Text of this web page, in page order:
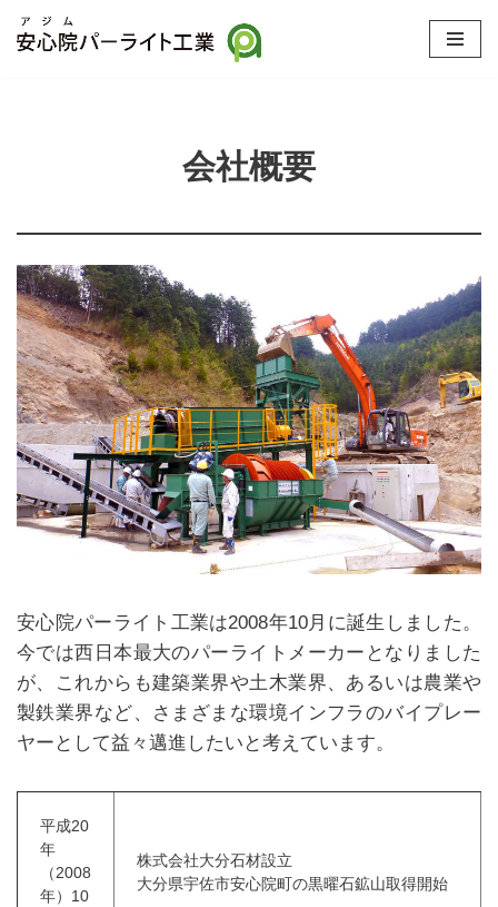
ッ
プ
会社概要
安心院パーライト工業は2008年10月に誕生しました。
今では西日本最大のパーライトメーカーとなりました
が、これからも建築業界や土木業界、あるいは農業や
製鉄業界など、さまざまな環境インフラのバイプレー
ヤーとして益々邁進したいと考えています。
平成20
年
（2008
年）10
株式会社大分石材設立
大分県宇佐市安心院町の黒曜石鉱山取得開始